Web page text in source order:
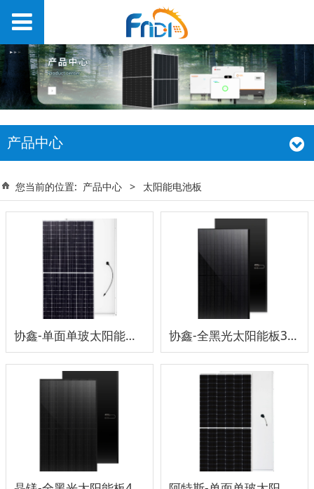
产品中心
您当前的位置: 产品中心 > 太阳能电池板
协鑫-单面单玻太阳能板525-560W 协鑫-全黑光太阳能板385-420W